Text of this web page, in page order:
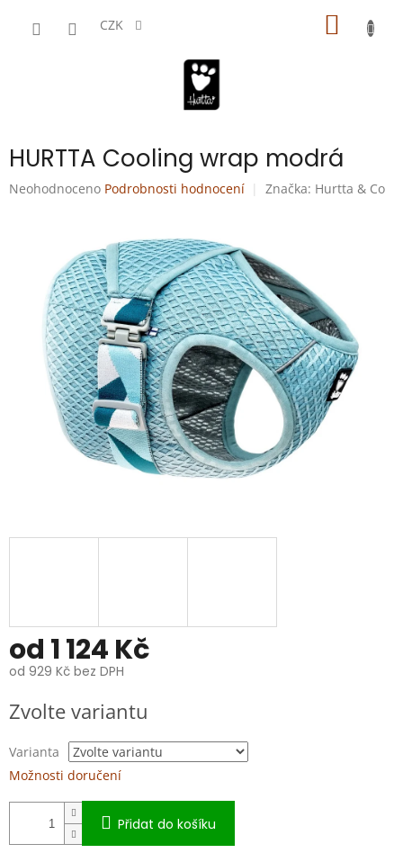
CZK
HURTTA Cooling wrap modrá
Průměrné
hvězdiček.
Neohodnoceno Podrobnosti hodnocení Značka: Hurtta & Co
od 1 124 Kč
od 929 Kč bez DPH
cena:
Zvolte variantu
Varianta
Možnosti doručení
Přidat do košíku